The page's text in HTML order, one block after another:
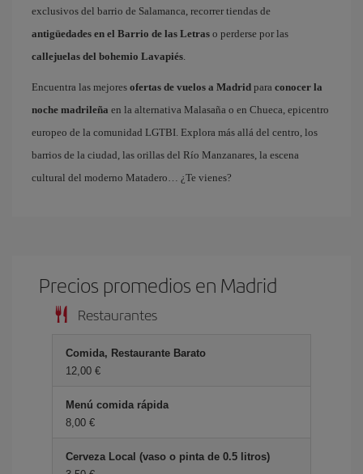
exclusivos del barrio de Salamanca, recorrer tiendas de
antigüedades en el Barrio de las Letras o perderse por las
callejuelas del bohemio Lavapiés.
Encuentra las mejores ofertas de vuelos a Madrid para conocer la
noche madrileña en la alternativa Malasaña o en Chueca, epicentro
europeo de la comunidad LGTBI. Explora más allá del centro, los
barrios de la ciudad, las orillas del Río Manzanares, la escena
cultural del moderno Matadero… ¿Te vienes?
Precios promedios en Madrid
Restaurantes
Comida, Restaurante Barato
12,00 €
Menú comida rápida
8,00 €
Cerveza Local (vaso o pinta de 0.5 litros)